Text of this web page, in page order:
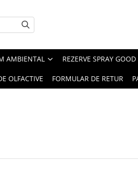
AMBIENTAL REZERVE SPRAY
OLFACTIVE FORMULAR DE RETUR